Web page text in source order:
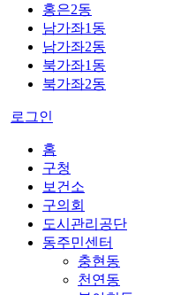
홍은2동
남가좌1동
남가좌2동
북가좌1동
북가좌2동
로그인
홈
구청
보건소
구의회
도시관리공단
동주민센터
충현동
천연동